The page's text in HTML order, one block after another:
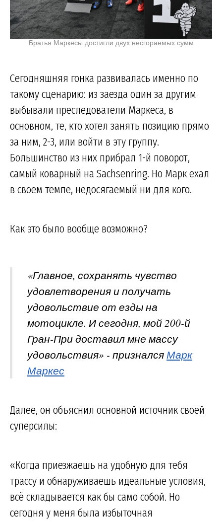
Братья Маркесы достигли двух несгораемых сумм
Сегодняшняя гонка развивалась именно по
такому сценарию: из заезда один за другим
выбывали преследователи Маркеса, в
основном, те, кто хотел занять позицию прямо
за ним, 2-3, или войти в эту группу.
Большинство из них прибрал 1-й поворот,
самый коварный на Sachsenring. Но Марк ехал
в своем темпе, недосягаемый ни для кого.
Как это было вообще возможно?
«Главное, сохранять чувство
удовлетворения и получать
удовольствие от езды на
мотоцикле. И сегодня, мой 200-й
Гран-При доставил мне массу
удовольствия» - призналсяМарк
Маркес
Далее, он объяснил основной источник своей
суперсилы:
«Когда приезжаешь на удобную для тебя
трассу и обнаруживаешь идеальные условия,
всё складывается как бы само собой. Но
сегодня у меня была избыточная